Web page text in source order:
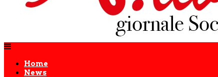
Home
News